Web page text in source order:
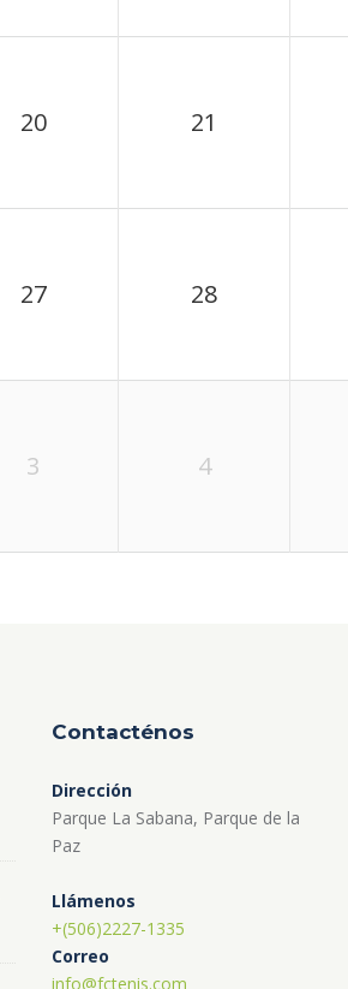
20 21
27 28
3 4
Contacténos
Dirección
Parque La Sabana, Parque de la
Paz
Llámenos
+(506)2227-1335
Correo
info@fctenis.com